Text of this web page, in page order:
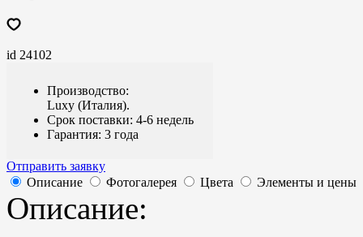
id 24102
Производство:
Luxy (Италия).
Срок поставки: 4-6 недель
Гарантия: 3 года
Отправить заявку
Описание
Фотогалерея Цвета Элементы и цены
Описание: